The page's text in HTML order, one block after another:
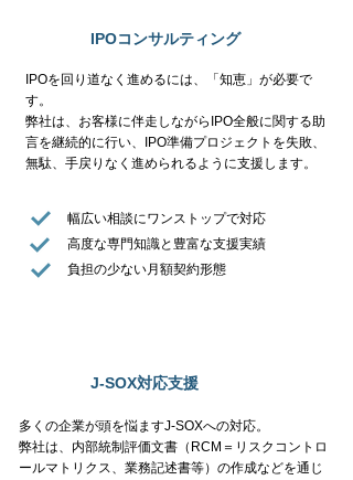
IPOコンサルティング
IPOを回り道なく進めるには、「知恵」が必要で
す。
弊社は、お客様に伴走しながらIPO全般に関する助
言を継続的に行い、IPO準備プロジェクトを失敗、
無駄、手戻りなく進められるように支援します。
幅広い相談にワンストップで対応
高度な専門知識と豊富な支援実績
負担の少ない月額契約形態
J-SOX対応支援
多くの企業が頭を悩ますJ-SOXへの対応。
弊社は、内部統制評価文書（RCM＝リスクコントロ
ールマトリクス、業務記述書等）の作成などを通じ